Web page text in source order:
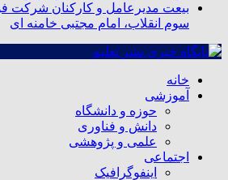
بیعت مدیرعامل و کارکنان شرکت
سوم انقلاب، امام مجتبی خامنه ای
خانه
آموزشی
حوزه و دانشگاه
دانش و فناوری
علمی و پژوهشی
اجتماعی
اینفوگرافیک